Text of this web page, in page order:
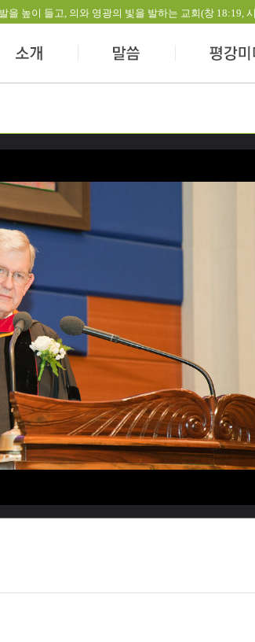
높이 들고, 의와 영광의 빛을 발하는 교회(창 18:19,